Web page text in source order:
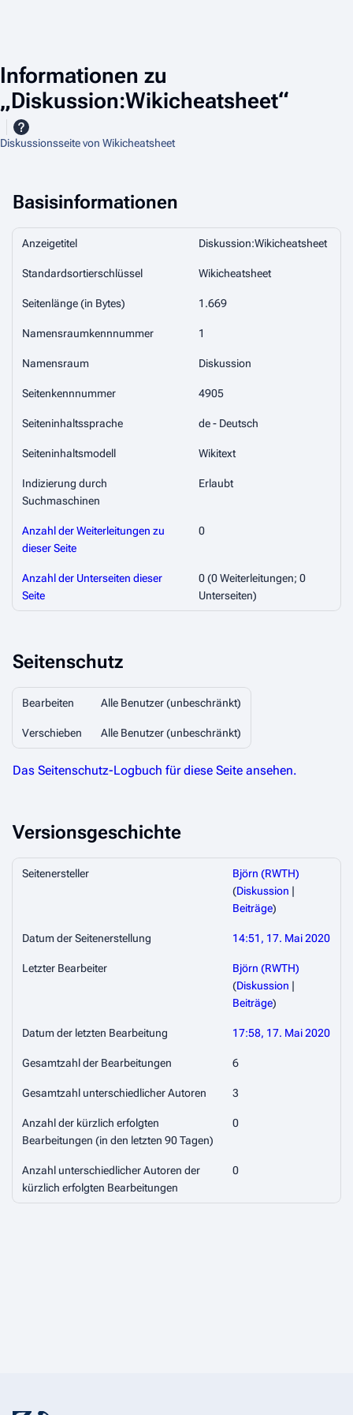
Informationen zu
„Diskussion:Wikicheatsheet“
Diskussionsseite von Wikicheatsheet
Basisinformationen
Anzeigetitel Diskussion:Wikicheatsheet
Standardsortierschlüssel Wikicheatsheet
Seitenlänge (in Bytes) 1.669
Namensraumkennnummer 1
Namensraum Diskussion
Seitenkennnummer 4905
Seiteninhaltssprache de - Deutsch
Seiteninhaltsmodell Wikitext
Indizierung durch
Suchmaschinen
Erlaubt
Anzahl der Weiterleitungen zu
dieser Seite
0
Anzahl der Unterseiten dieser
Seite
0 (0 Weiterleitungen; 0
Unterseiten)
Seitenschutz
Bearbeiten Alle Benutzer (unbeschränkt)
Verschieben Alle Benutzer (unbeschränkt)
Das Seitenschutz-Logbuch für diese Seite ansehen.
Versionsgeschichte
Seitenersteller
Björn (RWTH)
(Diskussion |
Beiträge)
Datum der Seitenerstellung 14:51, 17. Mai 2020
Letzter Bearbeiter
Björn (RWTH)
(Diskussion |
Beiträge)
Datum der letzten Bearbeitung 17:58, 17. Mai 2020
Gesamtzahl der Bearbeitungen 6
Gesamtzahl unterschiedlicher Autoren 3
Anzahl der kürzlich erfolgten
Bearbeitungen (in den letzten 90 Tagen)
0
Anzahl unterschiedlicher Autoren der
kürzlich erfolgten Bearbeitungen
0